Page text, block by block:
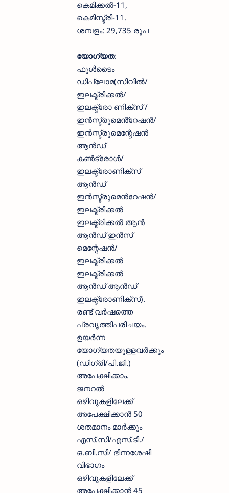
കെമിക്കൽ-11,
കെമിസ്ട്ര‌ി-11.
ശമ്പളം: 29,735 രൂപ
യോഗ്യത:
ഫുൾടൈം
ഡിപ്ലോമ(സിവിൽ/
ഇലക്ട്രിക്കൽ/
ഇലക്ട്രോ ണിക്സ് /
ഇൻസ്ട്രുമെൻ്റേഷൻ/
ഇൻസ്ട്രുമെന്റേഷൻ
ആൻഡ്
കൺട്രോൾ/
ഇലക്ട്രോണിക്സ്
ആൻഡ്
ഇൻസ്ട്രു‌മെൻറേഷൻ/
ഇലക്ട്രിക്കൽ
ഇലക്ട്രിക്കൽ ആൻ
ആൻഡ് ഇൻസ്‌
മെന്റേഷൻ/
ഇലക്ട്രിക്കൽ
ഇലക്ട്രിക്കൽ
ആൻഡ് ആൻഡ്
ഇലക്ട്രോണിക്സ്).
രണ്ട് വർഷത്തെ
പ്രവൃത്തിപരിചയം.
ഉയർന്ന
യോഗ്യതയുള്ളവർക്കും
(ഡിഗ്രി/പി.ജി.)
അപേക്ഷിക്കാം.
ജനറൽ
ഒഴിവുകളിലേക്ക്
അപേക്ഷിക്കാൻ 50
ശതമാനം മാർക്കും
എസ്.സി/എസ്.ടി./
ഒ.ബി.സി/ ഭിന്നശേഷി
വിഭാഗം
ഒഴിവുകളിലേക്ക്
അപേക്ഷിക്കാൻ 45